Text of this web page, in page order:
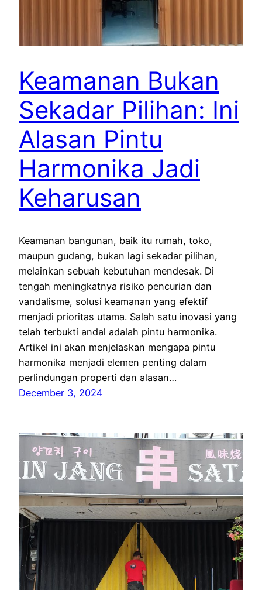
Keamanan Bukan
Sekadar Pilihan: Ini
Alasan Pintu
Harmonika Jadi
Keharusan
Keamanan bangunan, baik itu rumah, toko,
maupun gudang, bukan lagi sekadar pilihan,
melainkan sebuah kebutuhan mendesak. Di
tengah meningkatnya risiko pencurian dan
vandalisme, solusi keamanan yang efektif
menjadi prioritas utama. Salah satu inovasi yang
telah terbukti andal adalah pintu harmonika.
Artikel ini akan menjelaskan mengapa pintu
harmonika menjadi elemen penting dalam
perlindungan properti dan alasan…
December 3, 2024